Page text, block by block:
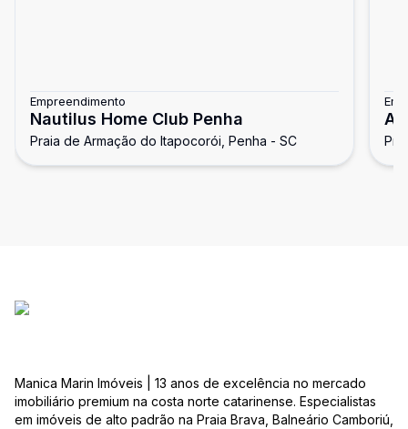
Empreendimento
Nautilus Home Club Penha
Praia de Armação do Itapocorói, Penha - SC
Manica Marin Imóveis | 13 anos de excelência no mercado
imobiliário premium na costa norte catarinense. Especialistas
em imóveis de alto padrão na Praia Brava, Balneário Camboriú,